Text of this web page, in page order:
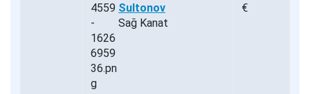
Sultonov
Sağ Kanat
€